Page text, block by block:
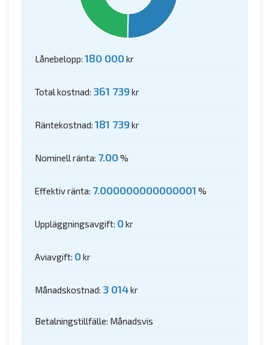
Lånebelopp: 180 000kr
Total kostnad: 361 739kr
Räntekostnad: 181 739kr
Nominell ränta: 7.00%
Effektiv ränta: 7.000000000000001 %
Uppläggningsavgift: 0kr
Aviavgift: 0kr
Månadskostnad: 3 014kr
Betalningstillfälle: Månadsvis